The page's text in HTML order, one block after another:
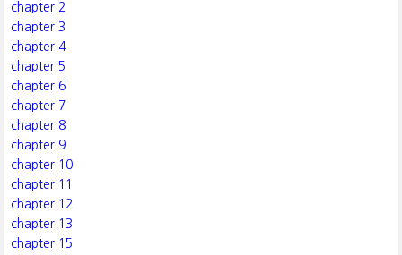
chapter 2
chapter 3
chapter 4
chapter 5
chapter 6
chapter 7
chapter 8
chapter 9
chapter 10
chapter 11
chapter 12
chapter 13
chapter 15